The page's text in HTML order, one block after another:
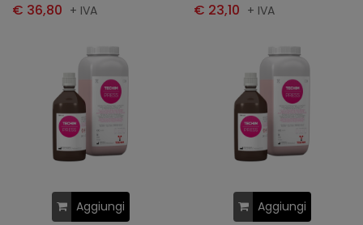
€ 36,80 + IVA € 23,10 + IVA
Aggiungi Aggiungi